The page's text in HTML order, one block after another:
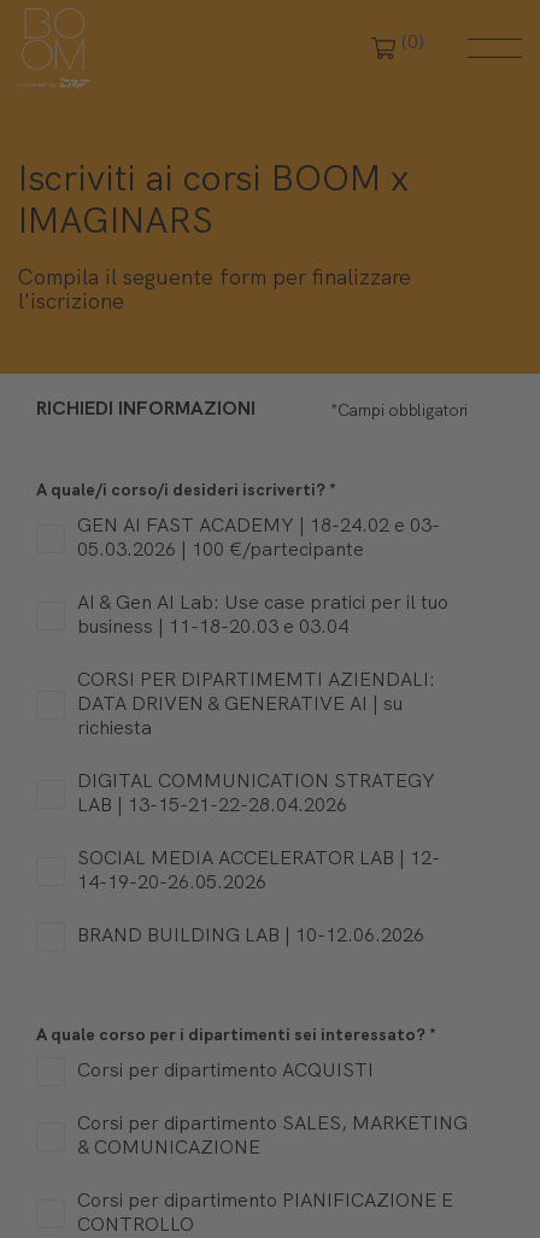
(0)
Iscriviti ai corsi BOOM x
IMAGINARS
Compila il seguente form per finalizzare
l'iscrizione
RICHIEDI INFORMAZIONI *Campi obbligatori
A quale/i corso/i desideri iscriverti? *
GEN AI FAST ACADEMY | 18-24.02 e 03-
05.03.2026 | 100 €/partecipante
AI & Gen AI Lab: Use case pratici per il tuo
business | 11-18-20.03 e 03.04
CORSI PER DIPARTIMEMTI AZIENDALI:
DATA DRIVEN & GENERATIVE AI | su
richiesta
DIGITAL COMMUNICATION STRATEGY
LAB | 13-15-21-22-28.04.2026
SOCIAL MEDIA ACCELERATOR LAB | 12-
14-19-20-26.05.2026
BRAND BUILDING LAB | 10-12.06.2026
A quale corso per i dipartimenti sei interessato? *
Corsi per dipartimento ACQUISTI
Corsi per dipartimento SALES, MARKETING
& COMUNICAZIONE
Corsi per dipartimento PIANIFICAZIONE E
CONTROLLO